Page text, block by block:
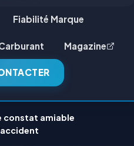
Fiabilité Marque
Magazine
constat amiable